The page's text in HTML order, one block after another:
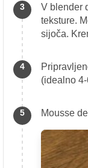
V blender
teksture.
sijoča.
(idealno
Mousse